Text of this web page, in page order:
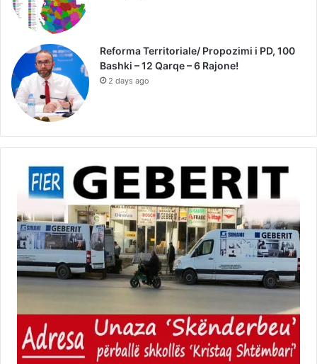
Reforma Territoriale/ Propozimi i PD, 100
Bashki – 12 Qarqe – 6 Rajone!
2 days ago